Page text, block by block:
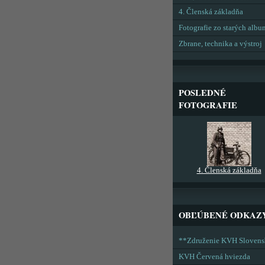
4. Členská základňa
Fotografie zo starých
Zbrane, technika a výstroj
POSLEDNÉ
FOTOGRAFIE
4. Členská základňa
OBĽÚBENÉ
**Združenie KVH
KVH Červená hviezda